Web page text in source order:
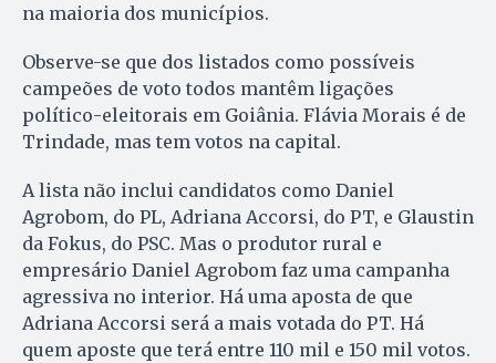
na maioria dos municípios.
Observe-se que dos listados como possíveis
campeões de voto todos mantêm ligações
político-eleitorais em Goiânia. Flávia Morais é de
Trindade, mas tem votos na capital.
A lista não inclui candidatos como Daniel
Agrobom, do PL, Adriana Accorsi, do PT, e Glaustin
da Fokus, do PSC. Mas o produtor rural e
empresário Daniel Agrobom faz uma campanha
agressiva no interior. Há uma aposta de que
Adriana Accorsi será a mais votada do PT. Há
quem aposte que terá entre 110 mil e 150 mil votos.